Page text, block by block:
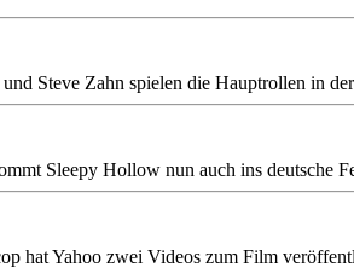
Steve Zahn spielen die Hauptrollen in
Sleepy Hollow nun auch ins deutsche
hat Yahoo zwei Videos zum Film